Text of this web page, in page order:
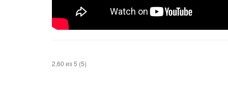
2,60 из 5 (5)